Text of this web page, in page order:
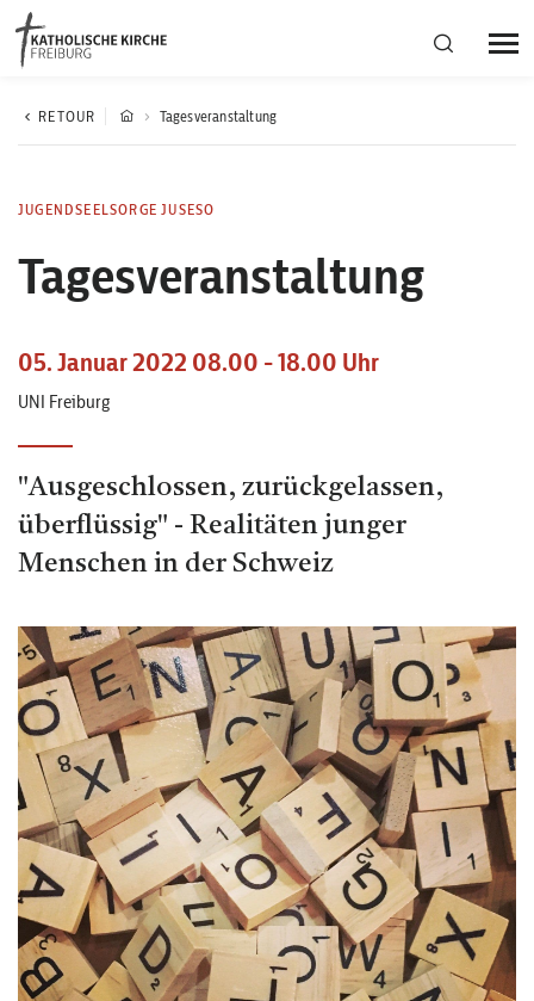
Bistumsregion Deutschfreiburg
Kirchliches Leben
RETOUR Tagesveranstaltung
JUGENDSEELSORGE JUSESO
Tagesveranstaltung
05. Januar 2022 08.00 - 18.00 Uhr
UNI Freiburg
"Ausgeschlossen, zurückgelassen,
überflüssig" - Realitäten junger
Menschen in der Schweiz